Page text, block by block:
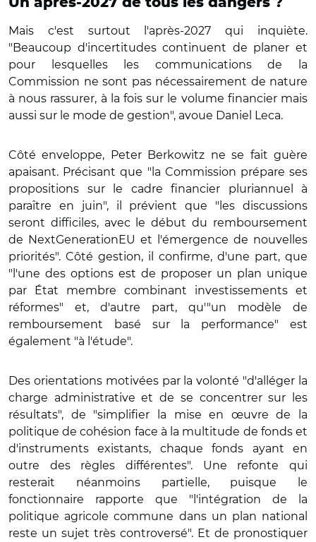
Mais c'est surtout l'après-2027 qui inquiète.
"Beaucoup d'incertitudes continuent de planer et
pour lesquelles les communications de la
Commission ne sont pas nécessairement de nature
à nous rassurer, à la fois sur le volume financier mais
aussi sur le mode de gestion", avoue Daniel Leca.
Côté enveloppe, Peter Berkowitz ne se fait guère
apaisant. Précisant que "la Commission prépare ses
propositions sur le cadre financier pluriannuel à
paraître en juin", il prévient que "les discussions
seront difficiles, avec le début du remboursement
de NextGenerationEU et l'émergence de nouvelles
priorités". Côté gestion, il confirme, d'une part, que
"l'une des options est de proposer un plan unique
par État membre combinant investissements et
réformes" et, d'autre part, qu'"un modèle de
remboursement basé sur la performance" est
également "à l'étude".
Des orientations motivées par la volonté "d'alléger la
charge administrative et de se concentrer sur les
résultats", de "simplifier la mise en œuvre de la
politique de cohésion face à la multitude de fonds et
d'instruments existants, chaque fonds ayant en
outre des règles différentes". Une refonte qui
resterait néanmoins partielle, puisque le
fonctionnaire rapporte que "l'intégration de la
politique agricole commune dans un plan national
reste un sujet très controversé". Et de pronostiquer